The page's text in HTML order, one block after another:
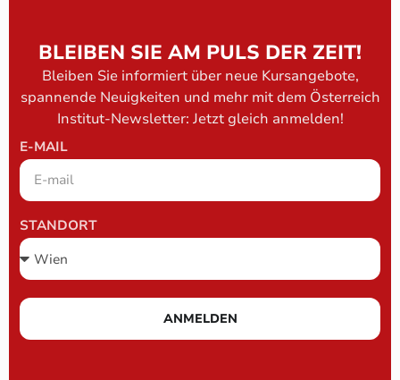
BLEIBEN SIE AM PULS DER ZEIT!
Bleiben Sie informiert über neue Kursangebote,
spannende Neuigkeiten und mehr mit dem Österreich
Institut-Newsletter: Jetzt gleich anmelden!
E-MAIL
STANDORT
ANMELDEN